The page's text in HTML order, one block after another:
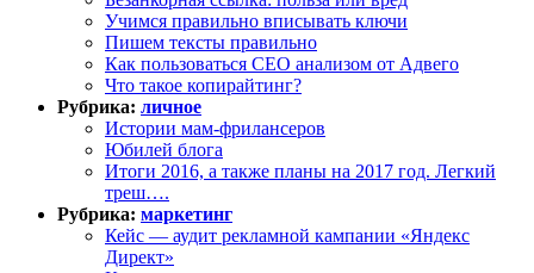
Учимся правильно вписывать ключи
Пишем тексты правильно
Как пользоваться СЕО анализом от Адвего
Что такое копирайтинг?
Рубрика: личное
Истории мам-фрилансеров
Юбилей блога
Итоги 2016, а также планы на 2017 год. Легкий
треш….
Рубрика: маркетинг
Кейс — аудит рекламной кампании «Яндекс
Директ»